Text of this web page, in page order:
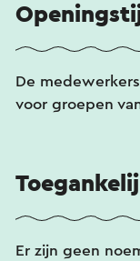
De
voor groepen
Er zijn geen